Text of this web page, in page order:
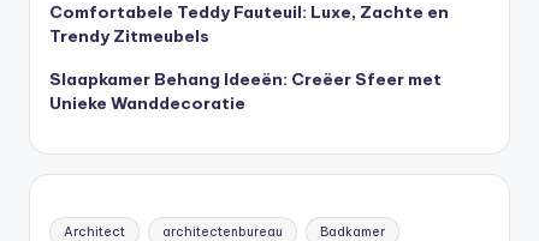
Comfortabele Teddy Fauteuil: Luxe, Zachte en
Trendy Zitmeubels
Slaapkamer Behang Ideeën: Creëer Sfeer met
Unieke Wanddecoratie
Architect architectenbureau Badkamer